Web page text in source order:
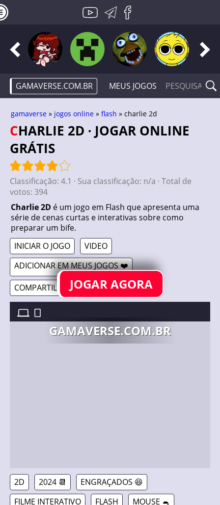
GAMAVERSE.COM.BR MEUS JOGOS
gamaverse » jogos online » flash » charlie 2d
CHARLIE 2D · JOGAR ONLINE
GRÁTIS
Classificação: 4.1 · Sua classificação: n/a · Total de
votos: 394
Charlie 2D é um jogo em Flash que apresenta uma
série de cenas curtas e interativas sobre como
preparar um bife.
INICIAR O JOGO
VIDEO
ADICIONAR EM MEUS JOGOS ❤️
COMPARTILHAR 🔗JOGAR AGORA
GAMAVERSE.COM.BR
CHARLIE 2D //
2D 2024 📆
ENGRAÇADOS 😆
FILME INTERATIVO
FLASH
MOUSE 🐁